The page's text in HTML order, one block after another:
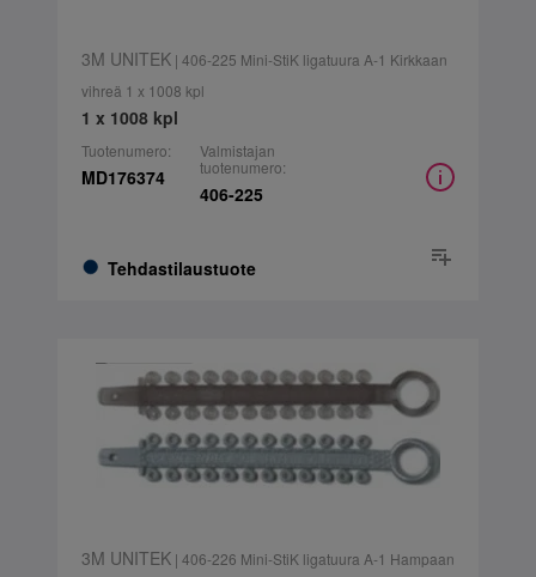
3M UNITEK| 406-225 Mini-StiK ligatuura A-1 Kirkkaan
vihreä 1 x 1008 kpl
1 x 1008 kpl
Tuotenumero:
MD176374
Tehdastilaustuote
Valmistajan
tuotenumero:
406-225
3M UNITEK| 406-226 Mini-StiK ligatuura A-1 Hampaan